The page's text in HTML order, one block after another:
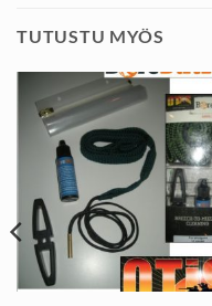
TUTUSTU MYÖS